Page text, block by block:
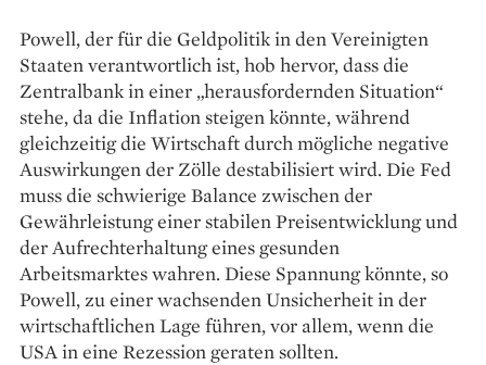
Powell, der für die Geldpolitik in den Vereinigten
Staaten verantwortlich ist, hob hervor, dass die
Zentralbank in einer „herausfordernden Situation“
stehe, da die Inflation steigen könnte, während
gleichzeitig die Wirtschaft durch mögliche negative
Auswirkungen der Zölle destabilisiert wird. Die Fed
muss die schwierige Balance zwischen der
Gewährleistung einer stabilen Preisentwicklung und
der Aufrechterhaltung eines gesunden
Arbeitsmarktes wahren. Diese Spannung könnte, so
Powell, zu einer wachsenden Unsicherheit in der
wirtschaftlichen Lage führen, vor allem, wenn die
USA in eine Rezession geraten sollten.